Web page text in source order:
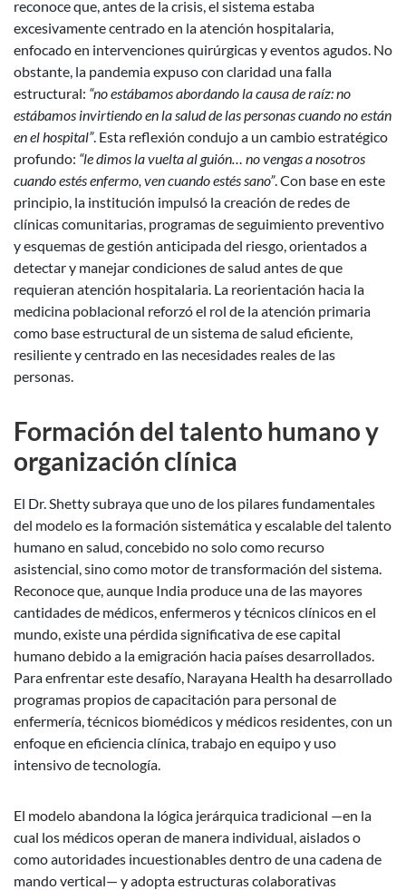
reconoce que, antes de la crisis, el sistema estaba
excesivamente centrado en la atención hospitalaria,
enfocado en intervenciones quirúrgicas y eventos agudos. No
obstante, la pandemia expuso con claridad una falla
estructural: “no estábamos abordando la causa de raíz: no
estábamos invirtiendo en la salud de las personas cuando no están
en el hospital”. Esta reflexión condujo a un cambio estratégico
profundo: “le dimos la vuelta al guión… no vengas a nosotros
cuando estés enfermo, ven cuando estés sano”. Con base en este
principio, la institución impulsó la creación de redes de
clínicas comunitarias, programas de seguimiento preventivo
y esquemas de gestión anticipada del riesgo, orientados a
detectar y manejar condiciones de salud antes de que
requieran atención hospitalaria. La reorientación hacia la
medicina poblacional reforzó el rol de la atención primaria
como base estructural de un sistema de salud eficiente,
resiliente y centrado en las necesidades reales de las
personas.
Formación del talento humano y
organización clínica
El Dr. Shetty subraya que uno de los pilares fundamentales
del modelo es la formación sistemática y escalable del talento
humano en salud, concebido no solo como recurso
asistencial, sino como motor de transformación del sistema.
Reconoce que, aunque India produce una de las mayores
cantidades de médicos, enfermeros y técnicos clínicos en el
mundo, existe una pérdida significativa de ese capital
humano debido a la emigración hacia países desarrollados.
Para enfrentar este desafío, Narayana Health ha desarrollado
programas propios de capacitación para personal de
enfermería, técnicos biomédicos y médicos residentes, con un
enfoque en eficiencia clínica, trabajo en equipo y uso
intensivo de tecnología.
El modelo abandona la lógica jerárquica tradicional —en la
cual los médicos operan de manera individual, aislados o
como autoridades incuestionables dentro de una cadena de
mando vertical— y adopta estructuras colaborativas